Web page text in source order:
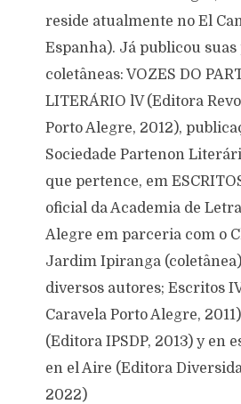
reside atualmente no El
Espanha). Já publicou suas
coletâneas: VOZES DO
LITERÁRIO lV (Editora
Porto Alegre, 2012),
Sociedade Partenon
que pertence, em
oficial da Academia de
Alegre em parceria com o
Jardim Ipiranga
diversos autores; Escritos
Caravela Porto Alegre,
(Editora IPSDP, 2013) y en
en el Aire (Editora
2022)